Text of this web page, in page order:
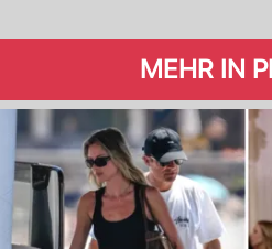
MEHR IN